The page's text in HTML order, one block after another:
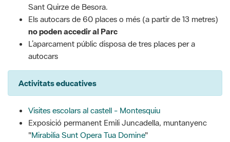
Sant Quirze de Besora.
Els autocars de 60 places o més (a partir de 13 metres)
no poden accedir al Parc
L’aparcament públic disposa de tres places per a
autocars
Activitats educatives
Visites escolars al castell - Montesquiu
Exposició permanent Emili Juncadella, muntanyenc
"Mirabilia Sunt Opera Tua Domine"